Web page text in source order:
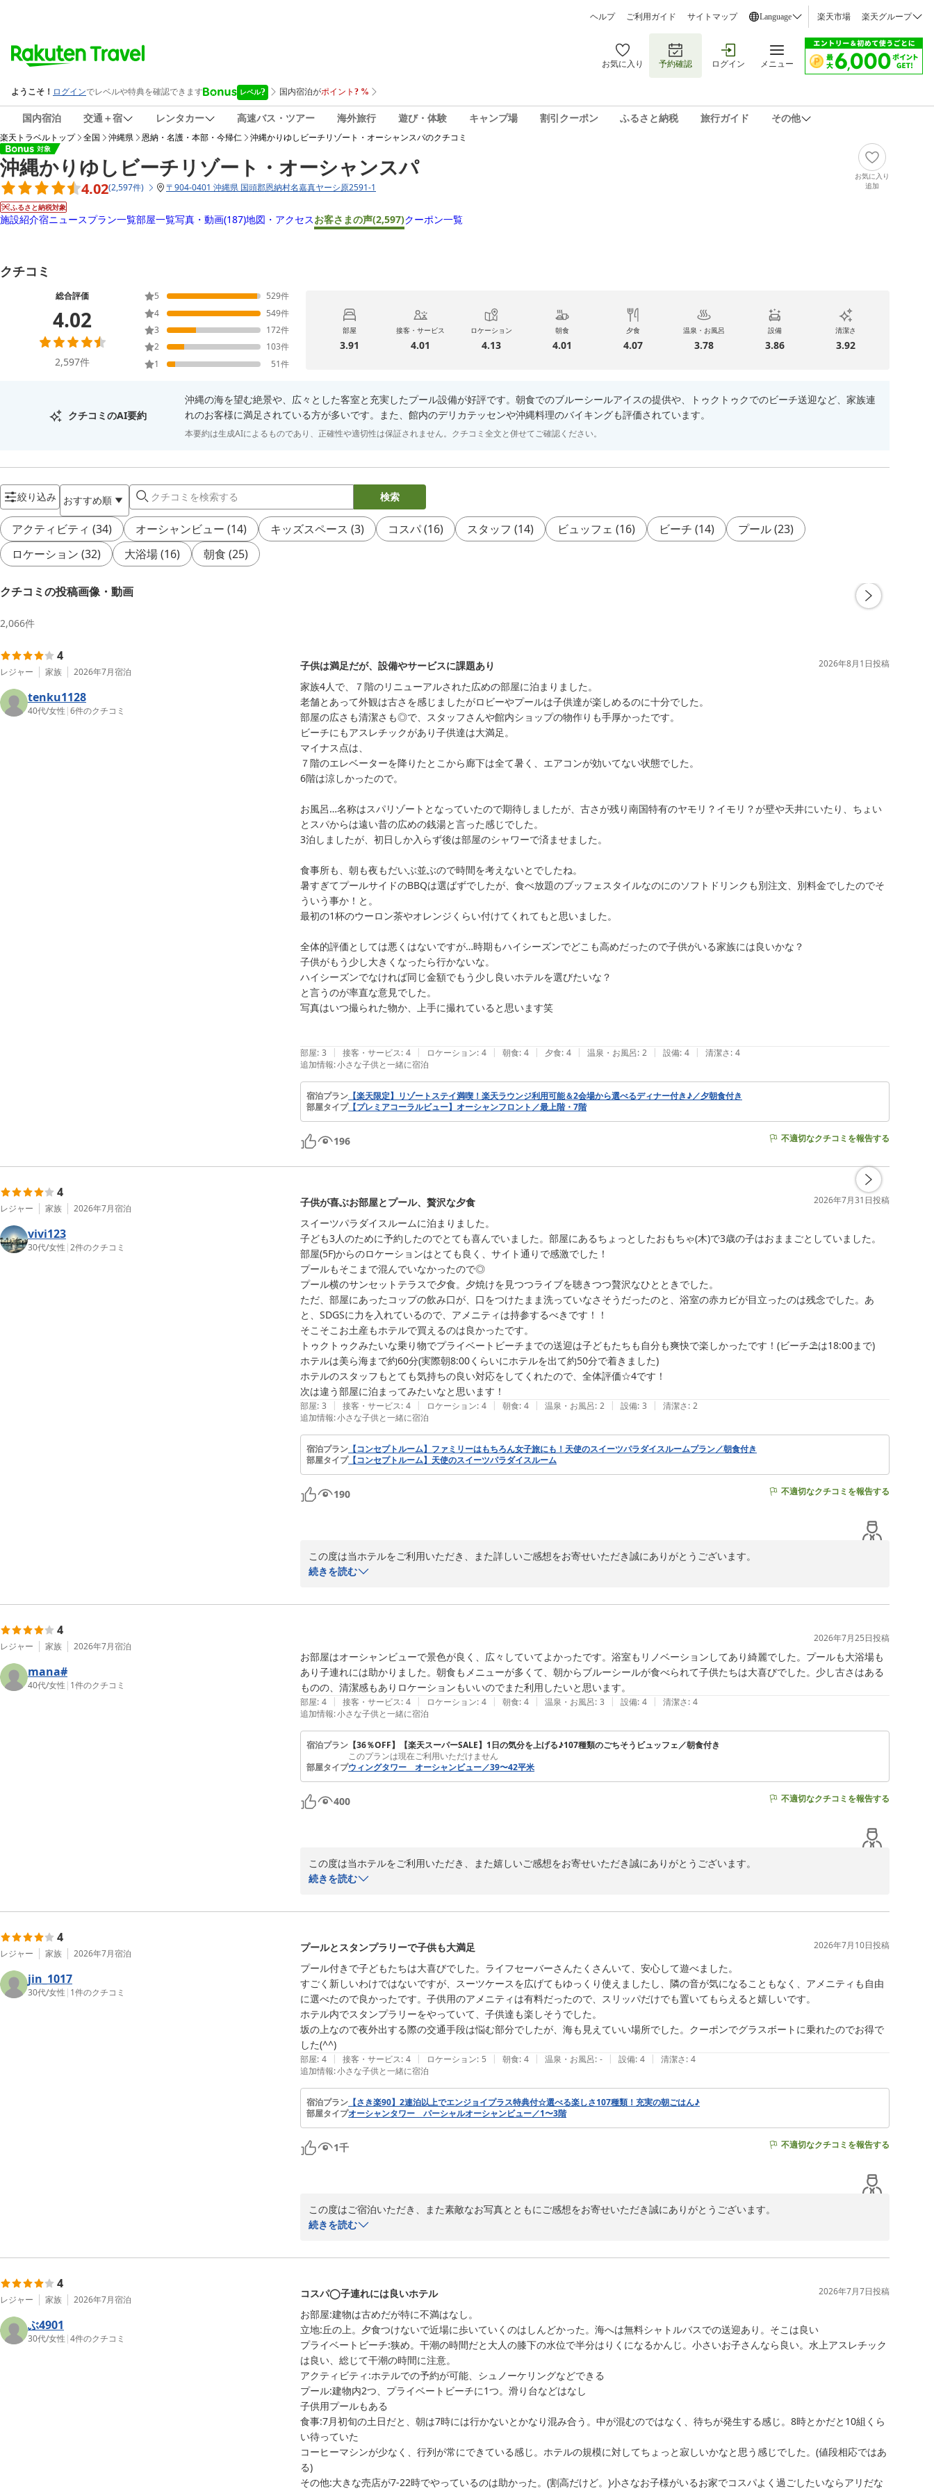
ヘルプ ご利用ガイド サイトマップ Language 楽天市場 楽天グループ
お気に入り 予約確認 ログイン メニュー
国内宿泊 交通＋宿 レンタカー 高速バス・ツアー 海外旅行 遊び・体験 キャンプ場 割引クーポン ふるさと納税 旅行ガイド その他
楽天トラベルトップ 全国 沖縄県 恩納・名護・本部・今帰仁 沖縄かりゆしビーチリゾート・オーシャンスパのクチコミ
沖縄かりゆしビーチリゾート・オーシャンスパ
4.02(2,597件) 〒904-0401 沖縄県 国頭郡恩納村名嘉真ヤーシ原2591-1
ふるさと納税対象
お気に入り
追加
施設紹介宿ニュースプラン一覧部屋一覧写真・動画(187)地図・アクセスお客さまの声(2,597)クーポン一覧
クチコミ
総合評価
4.02
2,597件
5 529件
4
549件
3
172件
2
103件
1
51件
部屋
3.91
接客・サービス
4.01
ロケーション
4.13
朝食
4.01
夕食
4.07
温泉・お風呂
3.78
設備
3.86
清潔さ
3.92
クチコミのAI要約
沖縄の海を望む絶景や、広々とした客室と充実したプール設備が好評です。朝食でのブルーシールアイスの提供や、トゥクトゥクでのビーチ送迎など、家族連
れのお客様に満足されている方が多いです。また、館内のデリカテッセンや沖縄料理のバイキングも評価されています。
本要約は生成AIによるものであり、正確性や適切性は保証されません。クチコミ全文と併せてご確認ください。
絞り込み おすすめ順 検索
アクティビティ (34) オーシャンビュー (14) キッズスペース (3) コスパ(16) スタッフ (14) ビュッフェ (16) ビーチ (14) プール(23)
ロケーション (32) 大浴場(16) 朝食 (25)
クチコミの投稿画像・動画
2,066件
4
レジャー 家族 2026年7月宿泊
tenku1128
40代/女性 |6件のクチコミ
子供は満足だが、設備やサービスに課題あり 2026年8月1日投稿
家族4人で、７階のリニューアルされた広めの部屋に泊まりました。
老舗とあって外観は古さを感じましたがロビーやプールは子供達が楽しめるのに十分でした。
部屋の広さも清潔さも◎で、スタッフさんや館内ショップの物作りも手厚かったです。
ビーチにもアスレチックがあり子供達は大満足。
マイナス点は、
７階のエレベーターを降りたとこから廊下は全て暑く、エアコンが効いてない状態でした。
6階は涼しかったので。
お風呂…名称はスパリゾートとなっていたので期待しましたが、古さが残り南国特有のヤモリ？イモリ？が壁や天井にいたり、ちょい
とスパからは遠い昔の広めの銭湯と言った感じでした。
3泊しましたが、初日しか入らず後は部屋のシャワーで済ませました。
食事所も、朝も夜もだいぶ並ぶので時間を考えないとでしたね。
暑すぎてプールサイドのBBQは選ばずでしたが、食べ放題のブッフェスタイルなのにのソフトドリンクも別注文、別料金でしたのでそ
ういう事か！と。
最初の1杯のウーロン茶やオレンジくらい付けてくれてもと思いました。
全体的評価としては悪くはないですが…時期もハイシーズンでどこも高めだったので子供がいる家族には良いかな？
子供がもう少し大きくなったら行かないな。
ハイシーズンでなければ同じ金額でもう少し良いホテルを選びたいな？
と言うのが率直な意見でした。
写真はいつ撮られた物か、上手に撮れていると思います笑
部屋: 3 | 接客・サービス: 4 | ロケーション: 4 | 朝食: 4 | 夕食: 4 | 温泉・お風呂: 2 | 設備: 4 | 清潔さ: 4
追加情報:小さな子供と一緒に宿泊
宿泊プラン 【楽天限定】リゾートステイ満喫！楽天ラウンジ利用可能＆2会場から選べるディナー付き♪／夕朝食付き
部屋タイプ【プレミアコーラルビュー】オーシャンフロント／最上階・7階
196 不適切なクチコミを報告する
4
レジャー 家族 2026年7月宿泊
vivi123
30代/女性 |2件のクチコミ
子供が喜ぶお部屋とプール、贅沢な夕食 2026年7月31日投稿
スイーツパラダイスルームに泊まりました。
子ども3人のために予約したのでとても喜んでいました。部屋にあるちょっとしたおもちゃ(木)で3歳の子はおままごとしていました。
部屋(5F)からのロケーションはとても良く、サイト通りで感激でした！
プールもそこまで混んでいなかったので◎
プール横のサンセットテラスで夕食。夕焼けを見つつライブを聴きつつ贅沢なひとときでした。
ただ、部屋にあったコップの飲み口が、口をつけたまま洗っていなさそうだったのと、浴室の赤カビが目立ったのは残念でした。あ
と、SDGSに力を入れているので、アメニティは持参するべきです！！
そこそこお土産もホテルで買えるのは良かったです。
トゥクトゥクみたいな乗り物でプライベートビーチまでの送迎は子どもたちも自分も爽快で楽しかったです！(ビーチ⛱️は18:00まで)
ホテルは美ら海まで約60分(実際朝8:00くらいにホテルを出て約50分で着きました)
ホテルのスタッフもとても気持ちの良い対応をしてくれたので、全体評価☆4です！
次は違う部屋に泊まってみたいなと思います！
部屋: 3 | 接客・サービス: 4 | ロケーション: 4 | 朝食: 4 | 温泉・お風呂: 2 | 設備: 3 | 清潔さ: 2
追加情報:小さな子供と一緒に宿泊
宿泊プラン 【コンセプトルーム】ファミリーはもちろん女子旅にも！天使のスイーツパラダイスルームプラン／朝食付き
部屋タイプ【コンセプトルーム】天使のスイーツパラダイスルーム
190 不適切なクチコミを報告する
この度は当ホテルをご利用いただき、また詳しいご感想をお寄せいただき誠にありがとうございます。
スイーツパラダイスルームでのご滞在をお子様皆様にお楽しみいただけたとのこと、大変嬉しく拝見いたしました。お部屋のおも
また、5階のお部屋からの眺望やプール、サンセットテラスでのご夕食、夕景とライブ演奏を満喫していただけたとのお言葉を嬉し
一方で、お部屋のコップや浴室の清掃につきまして、ご不快な思いをおかけし誠に申し訳ございませんでした。いただいたご指摘
を真摯に受け止め、清掃・点検体制の見直しを図り、より快適にお過ごしいただける環境づくりに努めてまいります。
また、SDGsへの取り組みにもご理解を賜りありがとうございます。
「次は違う部屋に泊まってみたい」とのお言葉をいただけましたことを大変光栄に存じます。次回お越しの際にも、ご家族皆様に
またのお越しを心よりお待ちしております。ご宿泊ならびにご投稿、誠にありがとうございました。
沖縄かりゆしビーチリゾート・オーシャンスパ
2026-08-01
続きを読む
4
レジャー 家族 2026年7月宿泊
mana#
40代/女性 | 1件のクチコミ
2026年7月25日投稿
お部屋はオーシャンビューで景色が良く、広々していてよかったです。浴室もリノベーションしてあり綺麗でした。プールも大浴場も
あり子連れには助かりました。朝食もメニューが多くて、朝からブルーシールが食べられて子供たちは大喜びでした。少し古さはある
ものの、清潔感もありロケーションもいいのでまた利用したいと思います。
部屋: 4 | 接客・サービス: 4 | ロケーション: 4 | 朝食: 4 | 温泉・お風呂: 3 | 設備: 4 | 清潔さ: 4
追加情報:小さな子供と一緒に宿泊
宿泊プラン 【36％OFF】【楽天スーパーSALE】1日の気分を上げる♪107種類のごちそうビュッフェ／朝食付き
このプランは現在ご利用いただけません
部屋タイプウィングタワー オーシャンビュー／39〜42平米
400 不適切なクチコミを報告する
この度は当ホテルをご利用いただき、また嬉しいご感想をお寄せいただき誠にありがとうございます。
お部屋からのオーシャンビューや広さ、リノベーションされた浴室にご満足いただけたとのこと、大変嬉しく拝見いたしました。
ルアイスがお子様たちに喜ばれたとのお言葉は、スタッフにとっても大きな励みとなります。
真に、私どもも改めてその美しさを感じさせていただきました。
建物には歴史を感じる部分もございますが、今後も清潔で快適にお過ごしいただける環境づくりに努めてまいります。
「また利用したい」とのお言葉をいただけたことを大変光栄に存じます。次回もご家族皆様の思い出に残るご滞在となりますよ
う、スタッフ一同心を込めてお迎えいたします。
沖縄かりゆしビーチリゾート・オーシャンスパ
2026-08-01
続きを読む
4
レジャー 家族 2026年7月宿泊
jin_1017
30代/女性 | 1件のクチコミ
プールとスタンプラリーで子供も大満足 2026年7月10日投稿
プール付きで子どもたちは大喜びでした。ライフセーバーさんたくさんいて、安心して遊べました。
すごく新しいわけではないですが、スーツケースを広げてもゆっくり使えましたし、隣の音が気になることもなく、アメニティも自由
に選べたので良かったです。子供用のアメニティは有料だったので、スリッパだけでも置いてもらえると嬉しいです。
ホテル内でスタンプラリーをやっていて、子供達も楽しそうでした。
坂の上なので夜外出する際の交通手段は悩む部分でしたが、海も見えていい場所でした。クーポンでグラスボートに乗れたのでお得で
した(^^)
部屋: 4 | 接客・サービス: 4 | ロケーション: 5 | 朝食: 4 | 温泉・お風呂: - | 設備: 4 | 清潔さ: 4
追加情報:小さな子供と一緒に宿泊
宿泊プラン 【さき楽90】2連泊以上でエンジョイプラス特典付☆選べる楽しさ107種類！充実の朝ごはん♪
部屋タイプオーシャンタワー パーシャルオーシャンビュー／1〜3階
1千 不適切なクチコミを報告する
この度はご宿泊いただき、また素敵なお写真とともにご感想をお寄せいただき誠にありがとうございます。
ご投稿いただいたサンセットの風景やお部屋のお写真、そしてプールでお子様が楽しく遊ばれているご様子を拝見し、ご家族での
感じられる素晴らしい一枚でございます。
安心してお過ごしいただけたとのお言葉も、スタッフにとって大きな励みとなります。
客室につきましても、広さや静かさ、アメニティバーをご評価いただきありがとうございます。快適にお過ごしいただけたご様子
を伺い、大変嬉しく存じます。
一方で、お子様用アメニティにつきましては貴重なご意見をありがとうございます。いただいたご要望は今後のサービス向上の参
考とさせていただきます。
館内のスタンプラリーもお子様にお楽しみいただけたとのこと、ご家族旅行の思い出づくりのお手伝いができましたことを光栄に
思います。
また、丘の上という立地ならではの景観をお楽しみいただけた一方で、夜間の外出時にはご不便をお感じになられたとのこと、率
直なご意見をお聞かせいただきありがとうございます。
グラスボートもクーポンをご利用いただき、お得にお楽しみいただけたとのことで何よりでございます。
沖縄かりゆしビーチリゾート・オーシャンスパ
2026-07-11
続きを読む
4
レジャー 家族 2026年7月宿泊
ぶ4901
30代/女性 |4件のクチコミ
コスパ◯子連れには良いホテル 2026年7月7日投稿
お部屋:建物は古めだが特に不満はなし。
立地:丘の上。夕食つけないで近場に歩いていくのはしんどかった。海へは無料シャトルバスでの送迎あり。そこは良い
プライベートビーチ:狭め。干潮の時間だと大人の膝下の水位で半分はりくになるかんじ。小さいお子さんなら良い。水上アスレチック
は良い、総じて干潮の時間に注意。
アクティビティ:ホテルでの予約が可能、シュノーケリングなどできる
プール:建物内2つ、プライベートビーチに1つ。滑り台などはなし
子供用プールもある
食事:7月初旬の土日だと、朝は7時には行かないとかなり混み合う。中が混むのではなく、待ちが発生する感じ。8時とかだと10組くら
い待っていた
コーヒーマシンが少なく、行列が常にできている感じ。ホテルの規模に対してちょっと寂しいかなと思う感じでした。(値段相応ではあ
る)
その他:大きな売店が7-22時でやっているのは助かった。(割高だけど。)小さなお子様がいるお家でコスパよく過ごしたいならアリだな